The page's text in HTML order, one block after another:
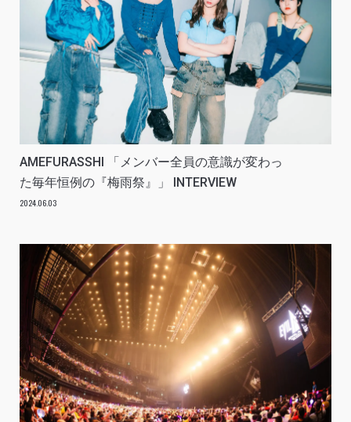
AMEFURASSHI 「メンバー全員の意識が変わっ
た毎年恒例の『梅雨祭』」 INTERVIEW
2024.06.03